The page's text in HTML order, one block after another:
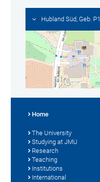
Hubland Süd, Geb. P1
Home
The University
Studying at JMU
Research
Teaching
Institutions
International